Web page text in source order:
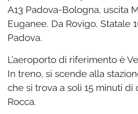
A13 Padova-Bologna, uscita
Euganee. Da Rovigo, Statale
Padova.
L’aeroporto di riferimento è
In treno, si scende alla
che si trova a soli 15 minuti di
Rocca.